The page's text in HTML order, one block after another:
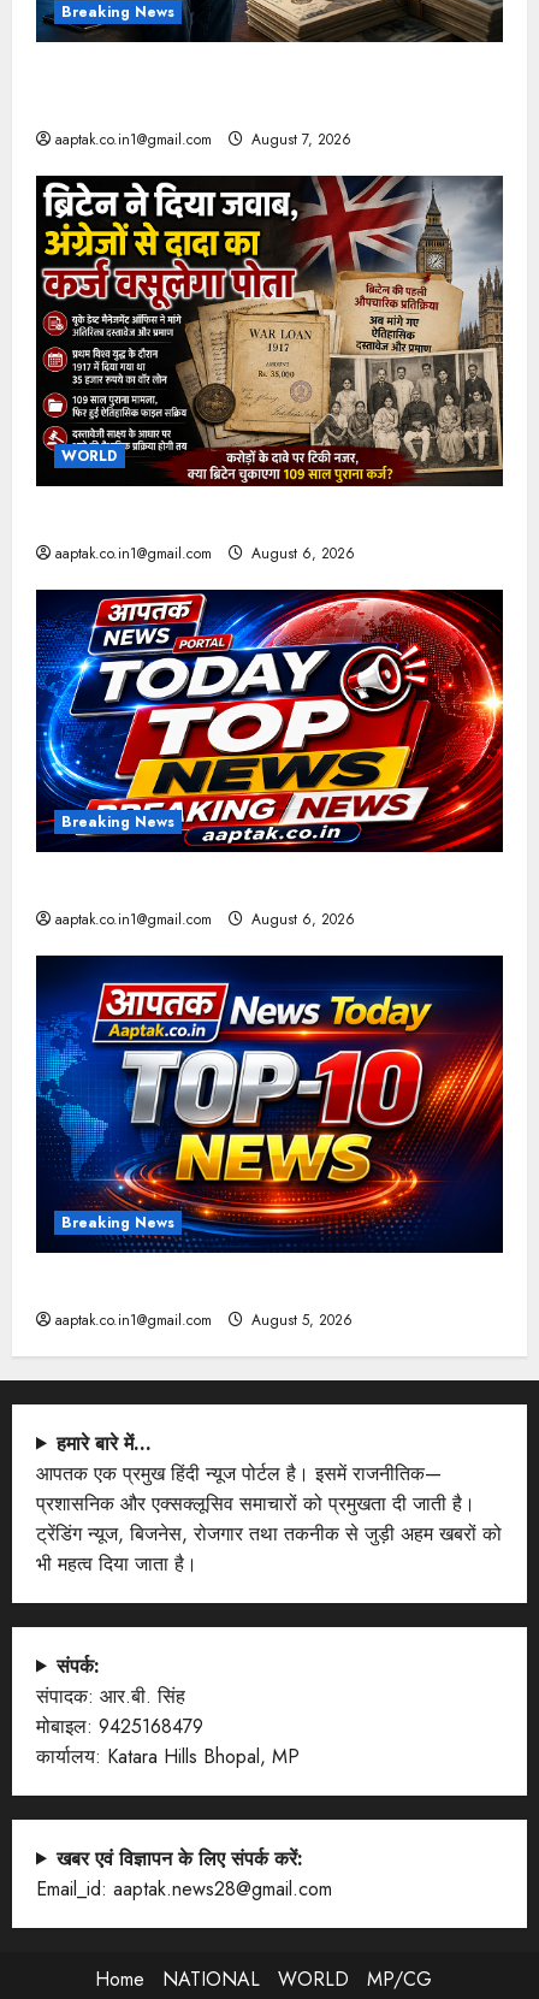
Breaking News
aaptak.co.in1@gmail.com August 7, 2026
WORLD
aaptak.co.in1@gmail.com August 6, 2026
Breaking News
aaptak.co.in1@gmail.com August 6, 2026
Breaking News
aaptak.co.in1@gmail.com August 5, 2026
हमारे बारे में…
आपतक एक प्रमुख हिंदी न्यूज पोर्टल है। इसमें राजनीतिक—
प्रशासनिक और एक्सक्लूसिव समाचारों को प्रमुखता दी जाती है।
ट्रेंडिंग न्यूज, बिजनेस, रोजगार तथा तकनीक से जुड़ी अहम खबरों को
भी महत्व दिया जाता है।
संपर्क:
संपादक: आर.बी. सिंह
मोबाइल: 9425168479
कार्यालय: Katara Hills Bhopal, MP
खबर एवं विज्ञापन के लिए संपर्क करें:
Email_id: aaptak.news28@gmail.com
Home NATIONAL WORLD
MP/CG